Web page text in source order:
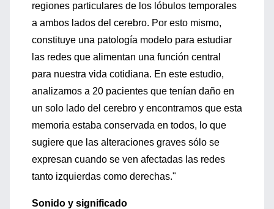
regiones particulares de los lóbulos temporales
a ambos lados del cerebro. Por esto mismo,
constituye una patología modelo para estudiar
las redes que alimentan una función central
para nuestra vida cotidiana. En este estudio,
analizamos a 20 pacientes que tenían daño en
un solo lado del cerebro y encontramos que esta
memoria estaba conservada en todos, lo que
sugiere que las alteraciones graves sólo se
expresan cuando se ven afectadas las redes
tanto izquierdas como derechas."
Sonido y significado